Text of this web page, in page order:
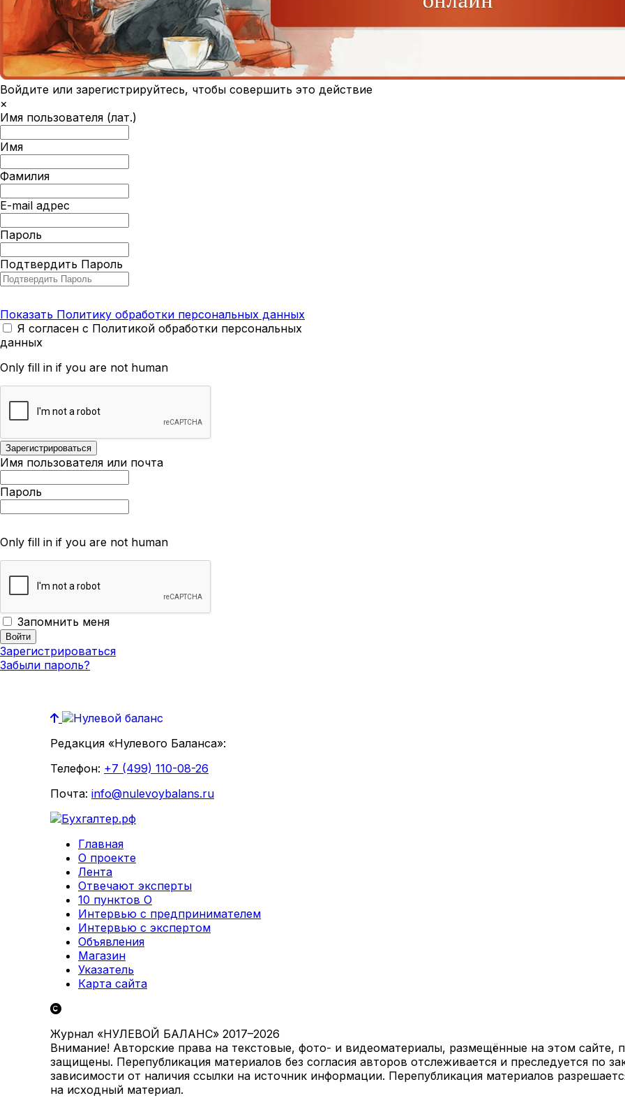
Войдите или зарегистрируйтесь, чтобы совершить это действие
×
Имя пользователя (лат.)
Имя
Фамилия
E-mail адрес
Пароль
Подтвердить Пароль
Показать Политику обработки персональных данных
Я согласен с Политикой обработки персональных
данных
Only fill in if you are not human
Имя пользователя или почта
Пароль
Only fill in if you are not human
Запомнить меня
Зарегистрироваться
Забыли пароль?
Редакция «Нулевого Баланса»:
Телефон: +7 (499) 110-08-26
Почта: info@nulevoybalans.ru
Главная
О проекте
Лента
Отвечают эксперты
10 пунктов О
Интервью с предпринимателем
Интервью с экспертом
Объявления
Магазин
Указатель
Карта сайта
Журнал «НУЛЕВОЙ БАЛАНС» 2017–2026
Внимание! Авторские права на текстовые, фото- и видеоматериалы, размещённые на этом
защищены. Перепубликация материалов без согласия авторов отслеживается и преследуется по
зависимости от наличия ссылки на источник информации. Перепубликация материалов
на исходный материал.